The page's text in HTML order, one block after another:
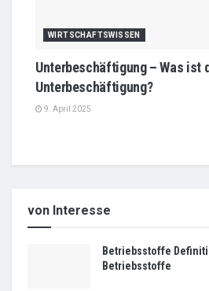
WIRTSCHAFTSWISSEN
Unterbeschäftigung – Was ist
Unterbeschäftigung?
9. April 2025
von Interesse
Betriebsstoffe
Betriebsstoffe